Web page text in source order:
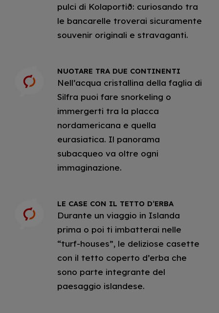
pulci di Kolaportið: curiosando tra
le bancarelle troverai sicuramente
souvenir originali e stravaganti.
NUOTARE TRA DUE CONTINENTI
Nell’acqua cristallina della faglia di
Silfra puoi fare snorkeling o
immergerti tra la placca
nordamericana e quella
eurasiatica. Il panorama
subacqueo va oltre ogni
immaginazione.
LE CASE CON IL TETTO D’ERBA
Durante un viaggio in Islanda
prima o poi ti imbatterai nelle
“turf-houses”, le deliziose casette
con il tetto coperto d’erba che
sono parte integrante del
paesaggio islandese.